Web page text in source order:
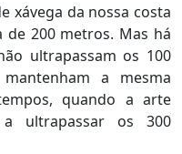
xávega da nossa costa
de 200 metros. Mas há
ultrapassam os 100
a mesma
quando a arte
ultrapassar os 300